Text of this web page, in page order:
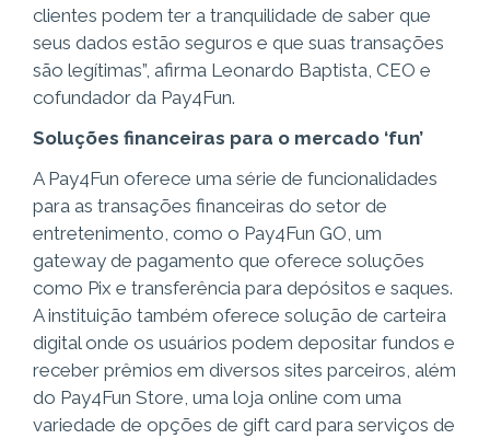
clientes podem ter a tranquilidade de saber que
seus dados estão seguros e que suas transações
são legítimas”, afirma Leonardo Baptista, CEO e
cofundador da Pay4Fun.
Soluções financeiras para o mercado ‘fun’
A Pay4Fun oferece uma série de funcionalidades
para as transações financeiras do setor de
entretenimento, como o Pay4Fun GO, um
gateway de pagamento que oferece soluções
como Pix e transferência para depósitos e saques.
A instituição também oferece solução de carteira
digital onde os usuários podem depositar fundos e
receber prêmios em diversos sites parceiros, além
do Pay4Fun Store, uma loja online com uma
variedade de opções de gift card para serviços de